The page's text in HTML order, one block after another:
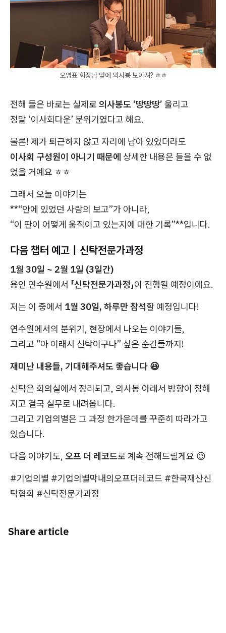
오영표 회장님 앞에 의사봉 보이져? ㅎㅎ
전해 들은 바로는 실제로 의사봉도 ‘땅땅땅’ 울리고
정말 ‘이사회다운’ 분위기였다고 해요.
물론! 제가 퇴근하지 않고 자리에 남아 있었더라도
이사회 구성원이 아니기 때문에 상세한 내용은 들을 수 없
었을 거예요 ㅎㅎ
그래서 오늘 이야기는
**“안에 있었던 사람의 보고”가 아니라,
“이 판이 어떻게 움직이고 있는지에 대한 기록”**입니다.
다음 챕터 예고｜신탁전문가과정
1월 30일 ~ 2월 1일 (3일간)
용인 연수원에서 「신탁전문가과정」이 진행될 예정이에요.
저는 이 중에서 1월 30일, 하루만 참석할 예정입니다!
연수원에서의 분위기, 현장에서 나오는 이야기들,
그리고 “아 이래서 신탁이구나” 싶은 순간들까지!
재미난 내용들, 기대해주셔도 좋습니다 😆
신탁은 회의실에서 정리되고, 의사봉 아래서 방향이 정해
지고 결국 실무로 내려옵니다.
그리고 기업의별은 그 과정 한가운데를 꾸준히 따라가고
있습니다.
다음 이야기도, 오프 더 레코드로 계속 전해드릴게요 😉
#기업의별 #기업의별막내의오프더레코드 #한국재산신
탁협회 #신탁전문가과정
Share article